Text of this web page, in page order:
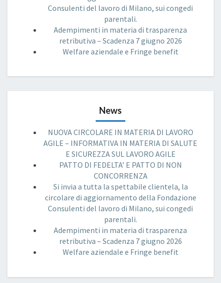
Consulenti del lavoro di Milano, sui congedi
parentali.
Adempimenti in materia di trasparenza
retributiva – Scadenza 7 giugno 2026
Welfare aziendale e Fringe benefit
News
NUOVA CIRCOLARE IN MATERIA DI LAVORO
AGILE – INFORMATIVA IN MATERIA DI SALUTE
E SICUREZZA SUL LAVORO AGILE
PATTO DI FEDELTA’ E PATTO DI NON
CONCORRENZA
Si invia a tutta la spettabile clientela, la
circolare di aggiornamento della Fondazione
Consulenti del lavoro di Milano, sui congedi
parentali.
Adempimenti in materia di trasparenza
retributiva – Scadenza 7 giugno 2026
Welfare aziendale e Fringe benefit